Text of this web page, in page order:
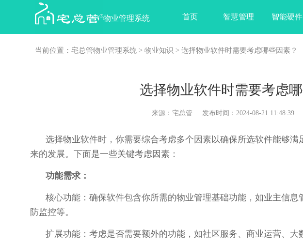
物业管理系统 首页 智慧管理 智能硬件
当前位置： 宅总管物业管理系统 > 物业知识 > 选择物业软件时需要考虑哪些因素？
选择物业软件时需要考虑
来源：宅总管 发布时间：2024-08-21 11:48:39
选择物业软件时，你需要综合考虑多个因素以确保所选软件能够
来的发展。下面是一些关键考虑因素：
功能需求：
核心功能：确保软件包含你所需的物业管理基础功能，如业主信
防监控等。
扩展功能：考虑是否需要额外的功能，如社区服务、商业运营、